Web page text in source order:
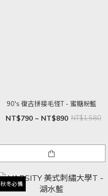
90's 復古拼接毛怪T - 蜜糖粉藍
NT$790 ~ NT$890 NT$1,580
秋冬必備